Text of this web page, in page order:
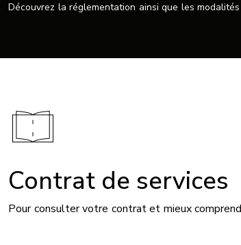
Découvrez la réglementation ainsi que les
Contrat de services
Pour consulter votre contrat et mieux